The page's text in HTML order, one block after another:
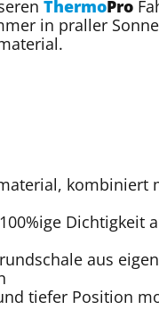
ThermoPro
in praller
kombiniert
Dichtigkeit
aus
tiefer Position